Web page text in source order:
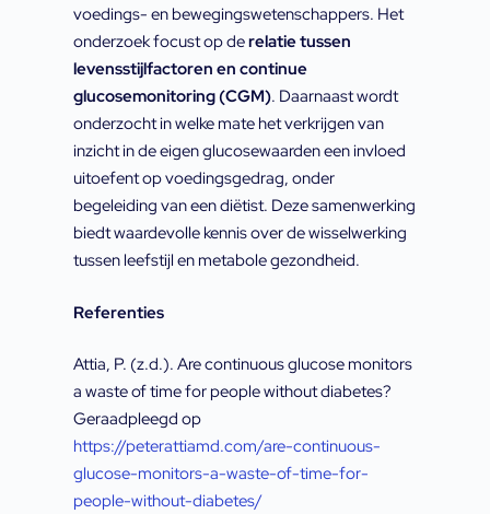
voedings- en bewegingswetenschappers. Het
onderzoek focust op derelatie tussen
levensstijlfactoren en continue
glucosemonitoring (CGM). Daarnaast wordt
onderzocht in welke mate het verkrijgen van
inzicht in de eigen glucosewaarden een invloed
uitoefent op voedingsgedrag, onder
begeleiding van een diëtist. Deze samenwerking
biedt waardevolle kennis over de wisselwerking
tussen leefstijl en metabole gezondheid.
Referenties
Attia, P. (z.d.). Are continuous glucose monitors
a waste of time for people without diabetes?
Geraadpleegd op
https://peterattiamd.com/are-continuous-
glucose-monitors-a-waste-of-time-for-
people-without-diabetes/